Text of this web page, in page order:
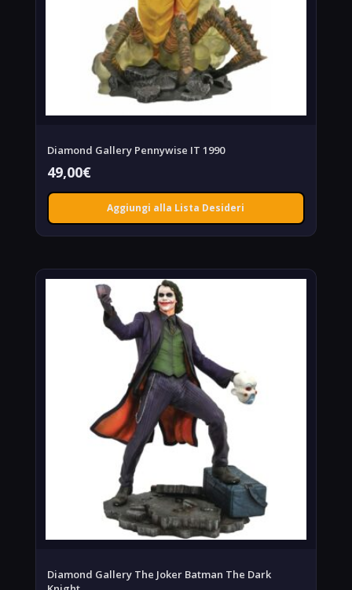
Diamond Gallery Pennywise IT 1990
49,00€
Aggiungi alla Lista Desideri
Diamond Gallery The Joker Batman The Dark